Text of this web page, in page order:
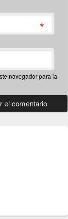
*
navegador para la